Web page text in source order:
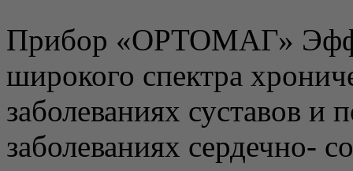
Прибор «ОРТОМАГ»
широкого спектра
заболеваниях суставов и
заболеваниях сердечно-